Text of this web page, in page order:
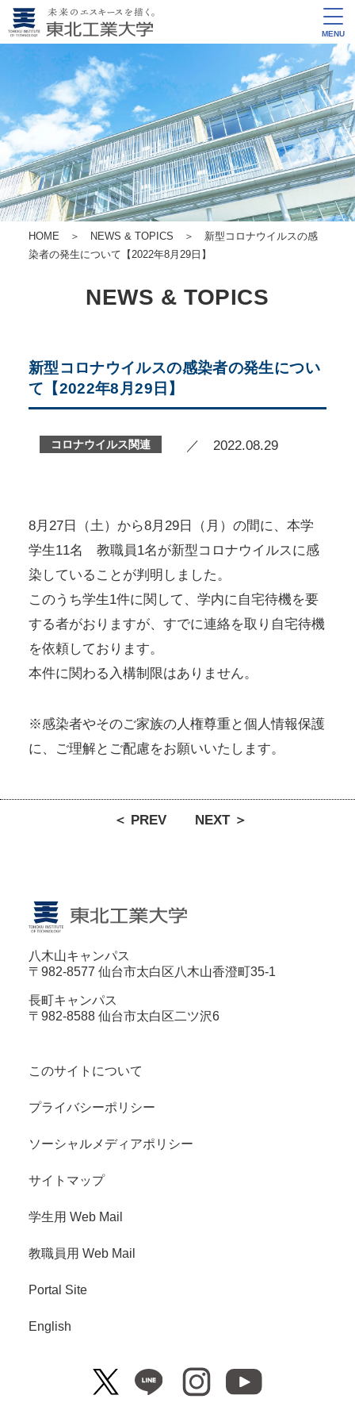
MENU
HOME ＞ NEWS & TOPICS ＞ 新型コロナウイルスの感
染者の発生について【2022年8月29日】
NEWS & TOPICS
新型コロナウイルスの感染者の発生につい
て【2022年8月29日】
コロナウイルス関連 ／ 2022.08.29
8月27日（土）から8月29日（月）の間に、本学
学生11名 教職員1名が新型コロナウイルスに感
染していることが判明しました。
このうち学生1件に関して、学内に自宅待機を要
する者がおりますが、すでに連絡を取り自宅待機
を依頼しております。
本件に関わる入構制限はありません。
※感染者やそのご家族の人権尊重と個人情報保護
に、ご理解とご配慮をお願いいたします。
＜ PREV NEXT ＞
八木山キャンパス
〒982-8577 仙台市太白区八木山香澄町35-1
長町キャンパス
〒982-8588 仙台市太白区二ツ沢6
このサイトについて
プライバシーポリシー
ソーシャルメディアポリシー
サイトマップ
学生用 Web Mail
教職員用 Web Mail
Portal Site
English